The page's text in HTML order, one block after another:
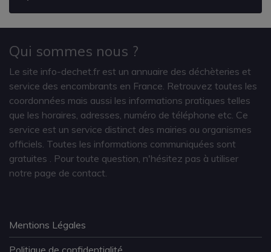
Qui sommes nous ?
Le site info-dechet.fr est un annuaire des déchèteries et
service des encombrants en France. Retrouvez toutes les
coordonnées mais aussi les informations pratiques telles
que les horaires, adresses, numéro de téléphone etc. Ce
service est un service distinct des mairies ou organismes
officiels. Toutes les informations communiquées sont
gratuites
. Pour toute question, n'hésitez pas à utiliser
notre page de contact.
Mentions Légales
Politique de confidentialité